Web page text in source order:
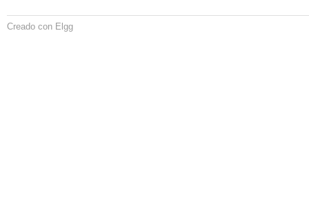
Creado con Elgg